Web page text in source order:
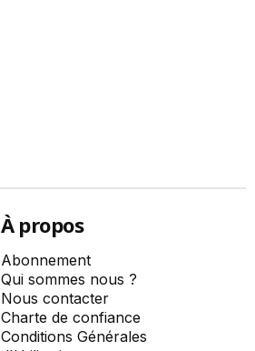
À propos
Abonnement
Qui sommes nous ?
Nous contacter
Charte de confiance
Conditions Générales